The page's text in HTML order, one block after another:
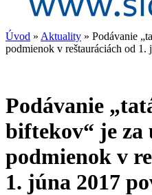
Úvod » Aktuality » Podávanie
podmienok v reštauráciách od 1.
Podávanie
biftekov“ je za
podmienok v
1. júna 2017